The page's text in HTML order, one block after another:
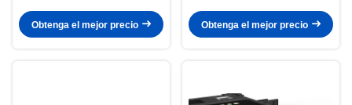
del lector de NFC RFID 2.o
Obtenga el mejor precio
LTE4G
Obtenga el mejor precio